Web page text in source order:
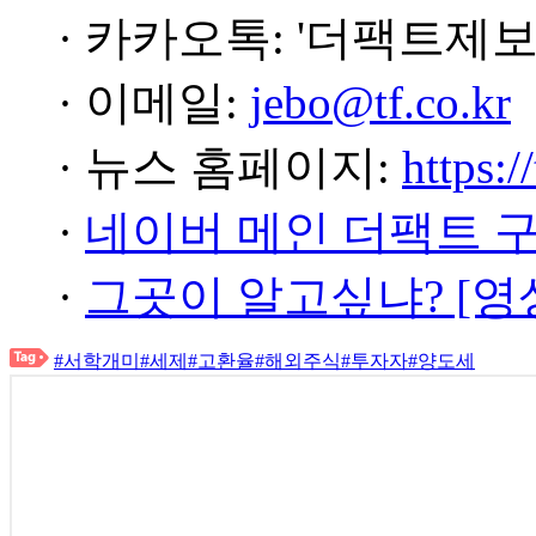
· 카카오톡: '더팩트제
· 이메일: jebo@tf.co.kr
· 뉴스 홈페이지:
· 네이버 메인 더팩트
· 그곳이 알고싶냐? [
#서학개미 #세제 #고환율#해외주식#투자자#양도세